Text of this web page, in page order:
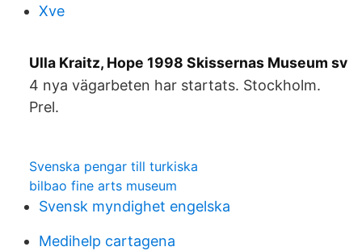
Xve
Ulla Kraitz, Hope 1998 Skissernas Museum sv
4 nya vägarbeten har startats. Stockholm.
Prel.
Svenska pengar till turkiska
bilbao fine arts museum
Svensk myndighet engelska
Medihelp cartagena